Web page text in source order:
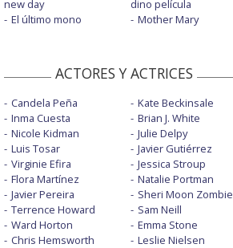
new day
El último mono
dino película
Mother Mary
ACTORES Y ACTRICES
Candela Peña
Inma Cuesta
Nicole Kidman
Luis Tosar
Virginie Efira
Flora Martínez
Javier Pereira
Terrence Howard
Ward Horton
Chris Hemsworth
Kate Beckinsale
Brian J. White
Julie Delpy
Javier Gutiérrez
Jessica Stroup
Natalie Portman
Sheri Moon Zombie
Sam Neill
Emma Stone
Leslie Nielsen